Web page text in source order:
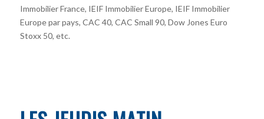
Immobilier France, IEIF Immobilier Europe, IEIF Immobilier
Europe par pays, CAC 40, CAC Small 90, Dow Jones Euro
Stoxx 50, etc.